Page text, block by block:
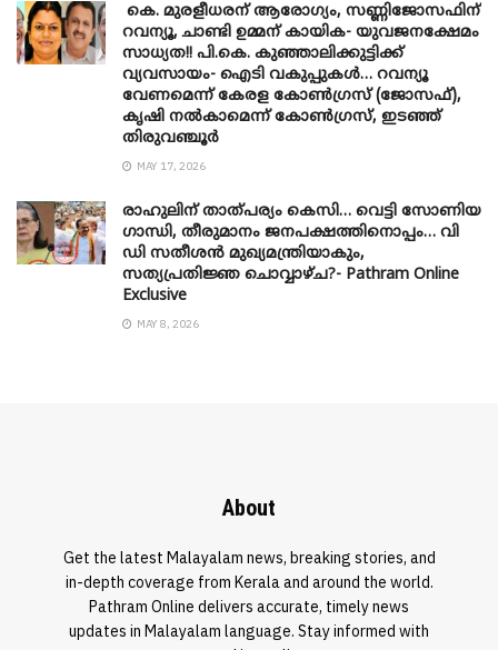
കെ. മുരളീധരന് ആരോഗ്യം, സണ്ണിജോസഫിന്
റവന്യൂ, ചാണ്ടി ഉമ്മന് കായിക- യുവജനക്ഷേമം
സാധ്യത!! പി.കെ. കുഞ്ഞാലിക്കുട്ടിക്ക്
വ്യവസായം- ഐടി വകുപ്പുകൾ… റവന്യൂ
വേണമെന്ന് കേരള കോൺഗ്രസ് (ജോസഫ്),
കൃഷി നൽകാമെന്ന് കോൺഗ്രസ്, ഇടഞ്ഞ്
തിരുവഞ്ചൂർ
MAY 17, 2026
രാഹുലിന് താത്പര്യം കെസി… വെട്ടി സോണിയ
​ഗാന്ധി, തീരുമാനം ജനപക്ഷത്തിനൊപ്പം… വി
ഡി സതീശൻ മുഖ്യമന്ത്രിയാകും,
സത്യപ്രതിജ്ഞ ചൊവ്വാഴ്ച?- Pathram Online
Exclusive
MAY 8, 2026
About
Get the latest Malayalam news, breaking stories, and
in-depth coverage from Kerala and around the world.
Pathram Online delivers accurate, timely news
updates in Malayalam language. Stay informed with